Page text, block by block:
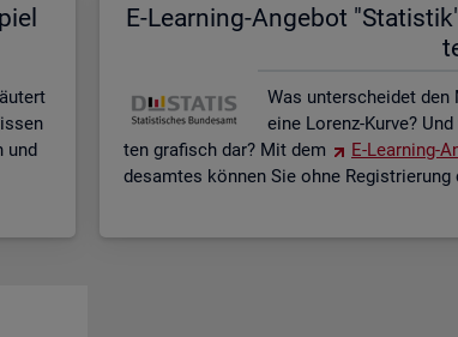
und
E-Lear­ning-An­ge­bot
Was un­ter­schei­det
eine Lo­renz-Kurve?
ten gra­fisch dar? Mit dem
E-Lear­ning-
des­am­tes kön­nen Sie ohne